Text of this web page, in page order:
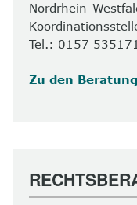
Nordrhein-
Tel.: 0157
Zu den